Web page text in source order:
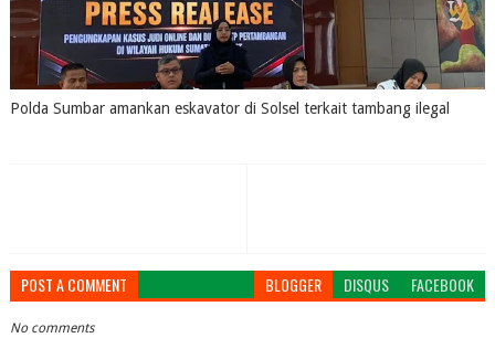
Polda Sumbar amankan eskavator di Solsel terkait tambang ilegal
POST A COMMENT BLOGGER DISQUS FACEBOOK
No comments